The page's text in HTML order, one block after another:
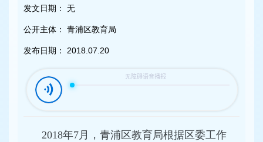
发文日期： 无
公开主体： 青浦区教育局
发布日期： 2018.07.20
2018年7月，青浦区教育局根据区委工作